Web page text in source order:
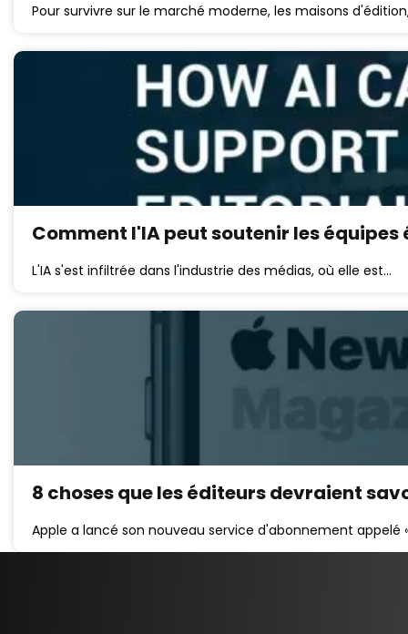
Pour survivre sur le marché moderne, les maisons
Comment l'IA peut soutenir les
L'IA s'est infiltrée dans l'industrie des médias, où elle est…
8 choses que les éditeurs devraient
Apple a lancé son nouveau service d'abonnement appelé «